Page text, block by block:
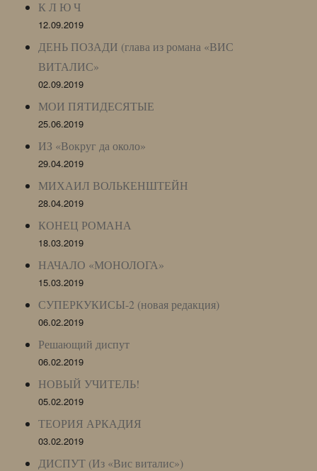
К Л Ю Ч
12.09.2019
ДЕНЬ ПОЗАДИ (глава из романа «ВИС
ВИТАЛИС»
02.09.2019
МОИ ПЯТИДЕСЯТЫЕ
25.06.2019
ИЗ «Вокруг да около»
29.04.2019
МИХАИЛ ВОЛЬКЕНШТЕЙН
28.04.2019
КОНЕЦ РОМАНА
18.03.2019
НАЧАЛО «МОНОЛОГА»
15.03.2019
СУПЕРКУКИСЫ-2 (новая редакция)
06.02.2019
Решающий диспут
06.02.2019
НОВЫЙ УЧИТЕЛЬ!
05.02.2019
ТЕОРИЯ АРКАДИЯ
03.02.2019
ДИСПУТ (Из «Вис виталис»)